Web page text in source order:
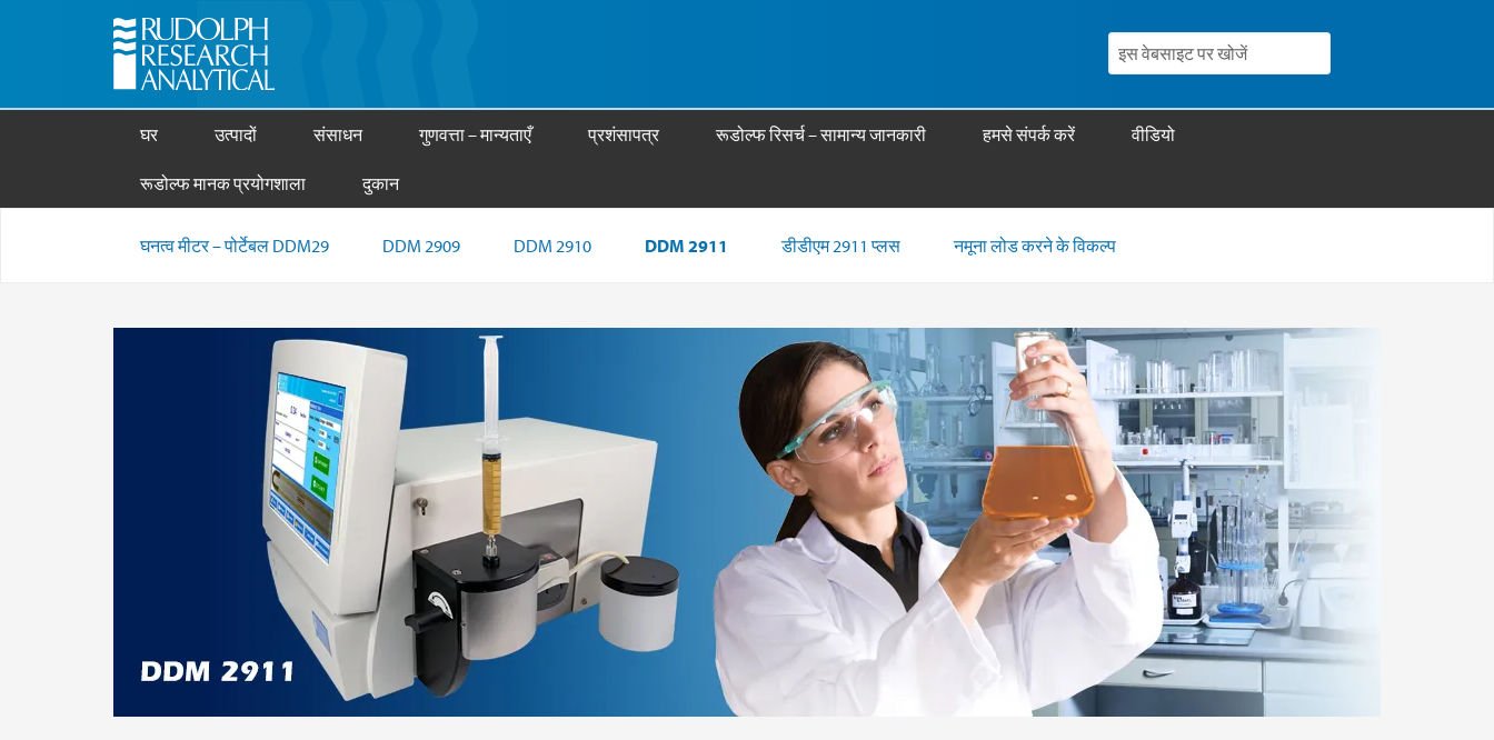
घर उत्पादों संसाधन गुणवत्ता – मान्यताएँ प्रशंसापत्र रूडोल्फ रिसर्च – सामान्य जानकारी हमसे संपर्क करें वीडियो
रूडोल्फ मानक प्रयोगशाला दुकान
घनत्व मीटर – पोर्टेबल DDM29 DDM 2909 DDM 2910 DDM 2911 डीडीएम 2911 प्लस नमूना लोड करने के विकल्प